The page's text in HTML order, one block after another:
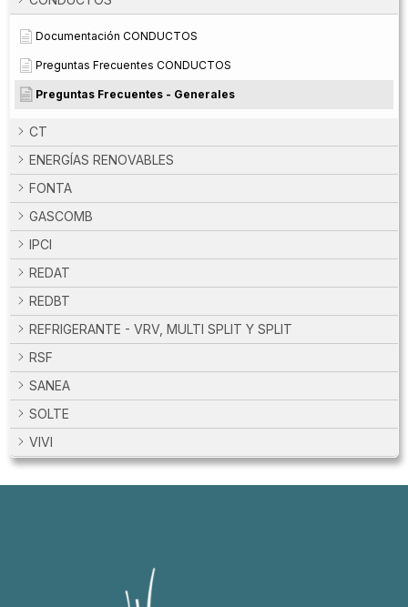
Documentación CONDUCTOS
Preguntas Frecuentes CONDUCTOS
Preguntas Frecuentes - Generales
CT
ENERGÍAS RENOVABLES
FONTA
GASCOMB
IPCI
REDAT
REDBT
REFRIGERANTE - VRV, MULTI SPLIT Y SPLIT
RSF
SANEA
SOLTE
VIVI